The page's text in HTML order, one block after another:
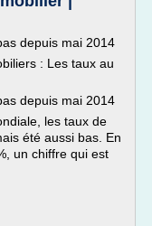
depuis mai 2014
: Les taux au
depuis mai 2014
les taux de
été aussi bas. En
un chiffre qui est